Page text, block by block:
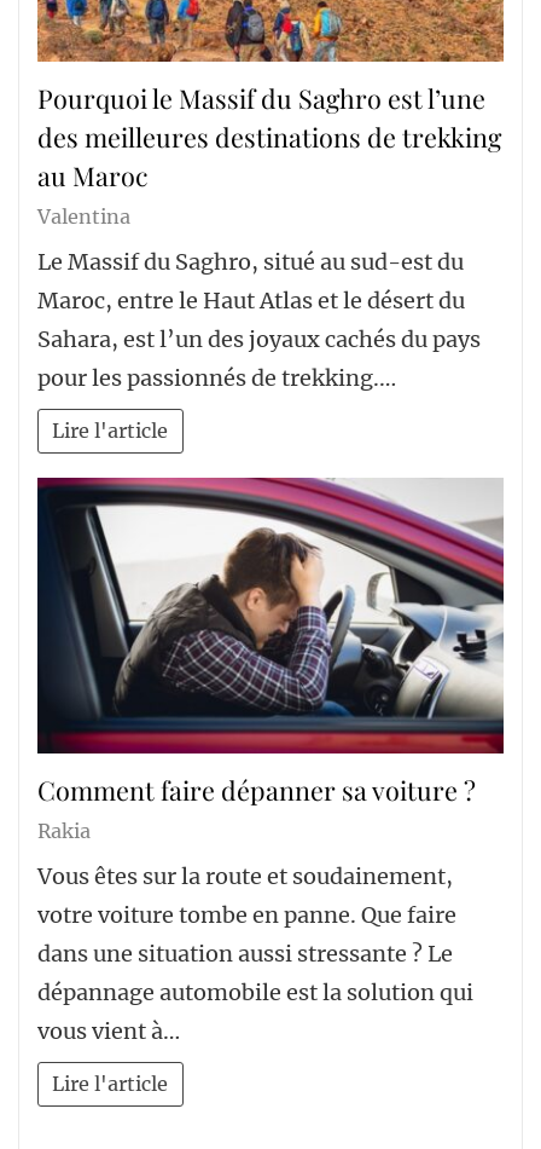
Pourquoi le Massif du Saghro est l’une
des meilleures destinations de trekking
au Maroc
Valentina
Le Massif du Saghro, situé au sud-est du
Maroc, entre le Haut Atlas et le désert du
Sahara, est l’un des joyaux cachés du pays
pour les passionnés de trekking.…
Lire l'article
Comment faire dépanner sa voiture ?
Rakia
Vous êtes sur la route et soudainement,
votre voiture tombe en panne. Que faire
dans une situation aussi stressante ? Le
dépannage automobile est la solution qui
vous vient à…
Lire l'article